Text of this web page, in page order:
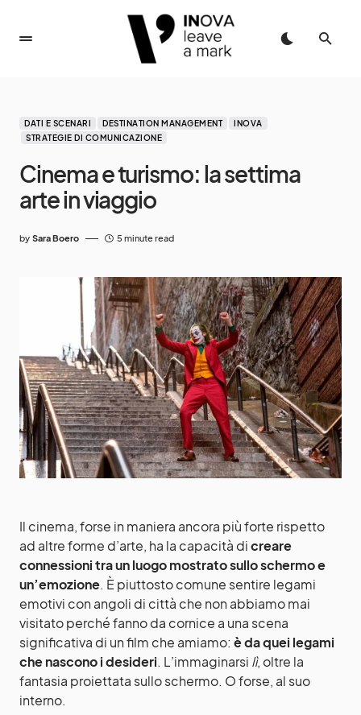
DATI E SCENARI DESTINATION MANAGEMENT
INOVA
STRATEGIE DI COMUNICAZIONE
Cinema e turismo: la settima
arte in viaggio
by Sara Boero 5 minute read
Il cinema, forse in maniera ancora più forte rispetto
ad altre forme d’arte, ha la capacità dicreare
connessioni tra un luogo mostrato sullo schermo e
un’emozione. È piuttosto comune sentire legami
emotivi con angoli di città che non abbiamo mai
visitato perché fanno da cornice a una scena
significativa di un film che amiamo: è da quei legami
che nascono i desideri. L’immaginarsi lì, oltre la
fantasia proiettata sullo schermo. O forse, al suo
interno.